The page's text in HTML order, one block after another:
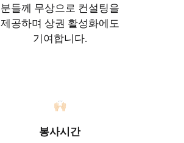
분들께 무상으로 컨설팅을
제공하며 상권 활성화에도
기여합니다.
🙌🏻
봉사시간